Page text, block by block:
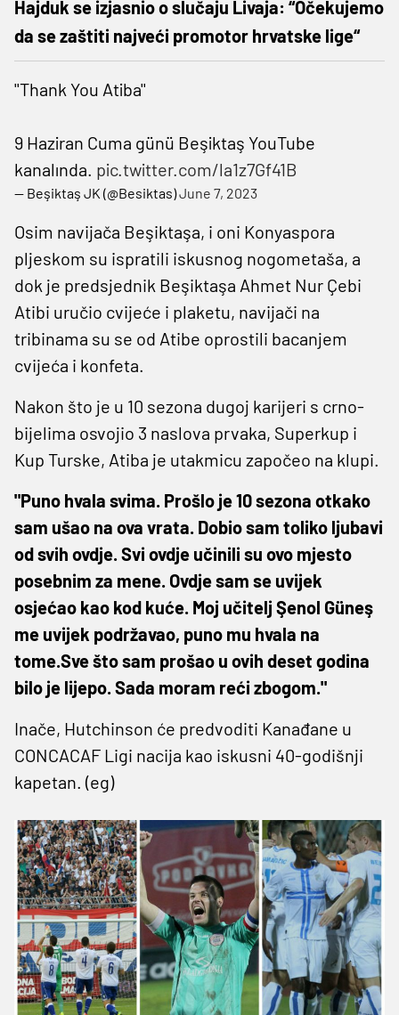
Hajduk se izjasnio o slučaju Livaja: “Očekujemo
da se zaštiti najveći promotor hrvatske lige“
''Thank You Atiba''
9 Haziran Cuma günü Beşiktaş YouTube
kanalında. pic.twitter.com/la1z7Gf41B
— Beşiktaş JK (@Besiktas)June 7, 2023
Osim navijača Beşiktaşa, i oni Konyaspora
pljeskom su ispratili iskusnog nogometaša, a
dok je predsjednik Beşiktaşa Ahmet Nur Çebi
Atibi uručio cvijeće i plaketu, navijači na
tribinama su se od Atibe oprostili bacanjem
cvijeća i konfeta.
Nakon što je u 10 sezona dugoj karijeri s crno-
bijelima osvojio 3 naslova prvaka, Superkup i
Kup Turske, Atiba je utakmicu započeo na klupi.
"Puno hvala svima. Prošlo je 10 sezona otkako
sam ušao na ova vrata. Dobio sam toliko ljubavi
od svih ovdje. Svi ovdje učinili su ovo mjesto
posebnim za mene. Ovdje sam se uvijek
osjećao kao kod kuće. Moj učitelj Şenol Güneş
me uvijek podržavao, puno mu hvala na
tome.Sve što sam prošao u ovih deset godina
bilo je lijepo. Sada moram reći zbogom."
Inače, Hutchinson će predvoditi Kanađane u
CONCACAF Ligi nacija kao iskusni 40-godišnji
kapetan. (eg)